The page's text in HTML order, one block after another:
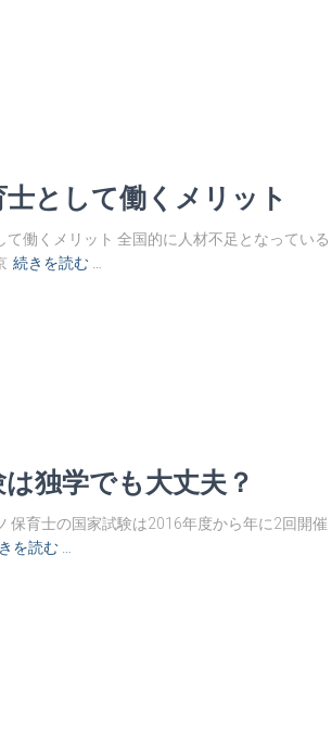
として働くメリット
て働くメリット 全国的に人材不足となっている
続きを読む …
独学でも大丈夫？
保育士の国家試験は2016年度から年に2回開催
を読む …